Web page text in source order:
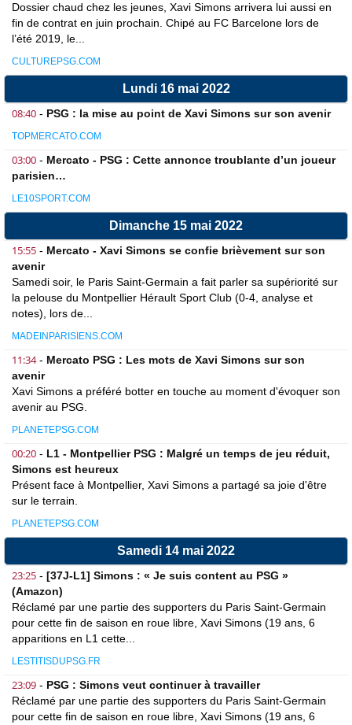
Dossier chaud chez les jeunes, Xavi Simons arrivera lui aussi en
fin de contrat en juin prochain. Chipé au FC Barcelone lors de
l’été 2019, le...
CULTUREPSG.COM
Lundi 16 mai 2022
08:40 - PSG : la mise au point de Xavi Simons sur son avenir
TOPMERCATO.COM
03:00 - Mercato - PSG : Cette annonce troublante d’un joueur
parisien…
LE10SPORT.COM
Dimanche 15 mai 2022
15:55 - Mercato - Xavi Simons se confie brièvement sur son
avenir
Samedi soir, le Paris Saint-Germain a fait parler sa supériorité sur
la pelouse du Montpellier Hérault Sport Club (0-4, analyse et
notes), lors de...
MADEINPARISIENS.COM
11:34- Mercato PSG : Les mots de Xavi Simons sur son
avenir
Xavi Simons a préféré botter en touche au moment d'évoquer son
avenir au PSG.
PLANETEPSG.COM
00:20 - L1 - Montpellier PSG : Malgré un temps de jeu réduit,
Simons est heureux
Présent face à Montpellier, Xavi Simons a partagé sa joie d'être
sur le terrain.
PLANETEPSG.COM
Samedi 14 mai 2022
23:25 - [37J-L1] Simons : « Je suis content au PSG »
(Amazon)
Réclamé par une partie des supporters du Paris Saint-Germain
pour cette fin de saison en roue libre, Xavi Simons (19 ans, 6
apparitions en L1 cette...
LESTITISDUPSG.FR
23:09 - PSG : Simons veut continuer à travailler
Réclamé par une partie des supporters du Paris Saint-Germain
pour cette fin de saison en roue libre, Xavi Simons (19 ans, 6